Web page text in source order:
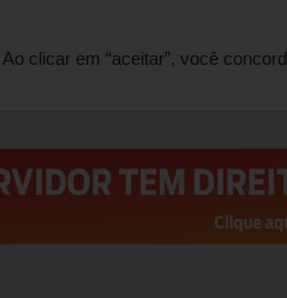
clicar em “aceitar”, você